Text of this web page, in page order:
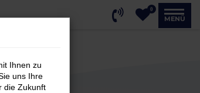
0
MENÜ
Ihnen zu
uns Ihre
die Zukunft